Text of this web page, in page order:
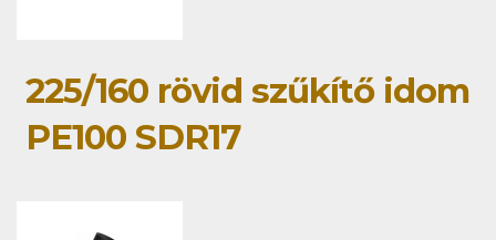
225/160 rövid szűkítő idom
PE100 SDR17